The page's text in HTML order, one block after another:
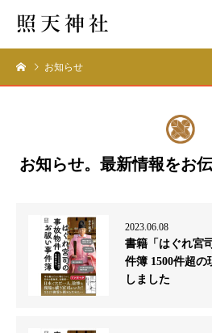
お知らせ
お知らせ。最新情報をお
2023.06.08
書籍「はぐれ宮
件簿 1500件超
しました